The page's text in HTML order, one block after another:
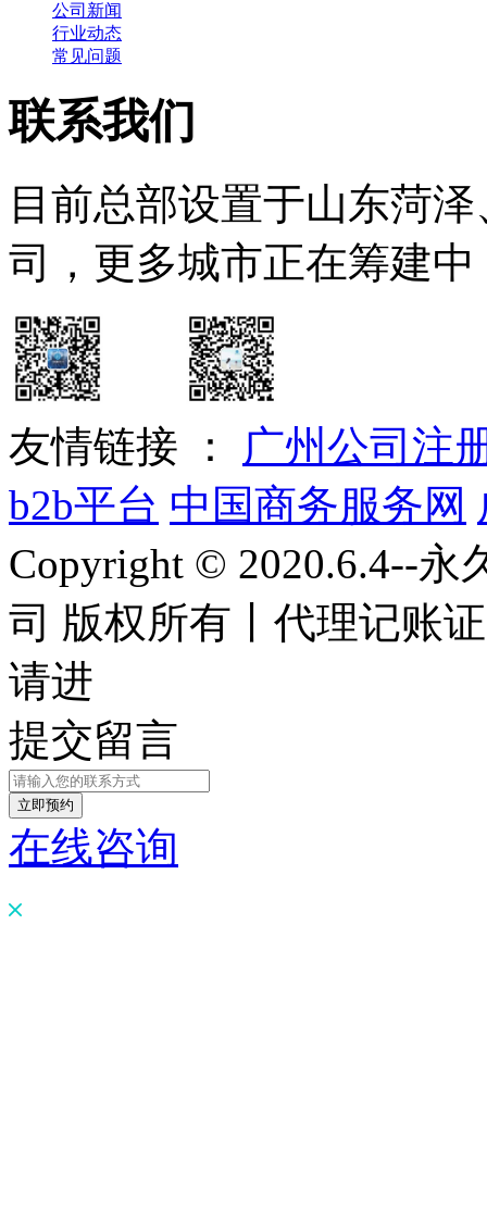
公司新闻
行业动态
常见问题
联系我们
目前总部设置于山东菏
司，更多城市正在筹建
友情链接 ：
广州公司注
b2b平台 中国商务服务网
Copyright © 2020.6.4--
司 版权所有丨 代理记账
请进
提交留言
在线咨询